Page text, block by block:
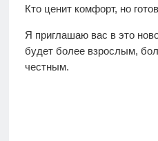
Кто ценит комфорт, но
Я приглашаю вас в это
будет более взрослым,
честным.